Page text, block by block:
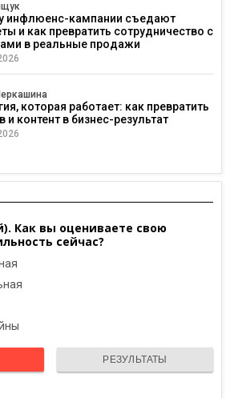
инфлюенс-кампании съедают
и как превратить сотрудничество с
в реальные продажи
которая работает: как превратить
и контент в бизнес-результат
Как вы оцениваете свою
сейчас?
РЕЗУЛЬТАТЫ